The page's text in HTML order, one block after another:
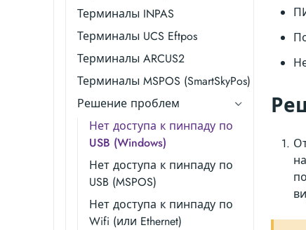
Терминалы INPAS
Терминалы UCS Eftpos
Терминалы ARCUS2
Терминалы MSPOS (SmartSkyPos)
Решение проблем
Нет доступа к пинпаду по
USB (Windows)
Нет доступа к пинпаду по
USB (MSPOS)
Нет доступа к пинпаду по
Wifi (или Ethernet)